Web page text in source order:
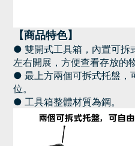
【商品特色】
● 雙開式工具箱，內置可拆
左右開展，方便查看存放的
● 最上方兩個可拆式托盤，
位。
● 工具箱整體材質為鋼。